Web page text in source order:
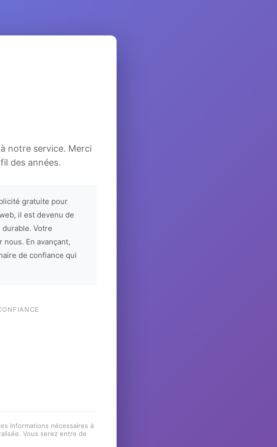
notre service. Merci
des années.
gratuite pour
il est devenu de
Votre
En avançant,
de confiance qui
informations nécessaires à
Vous serez entre de